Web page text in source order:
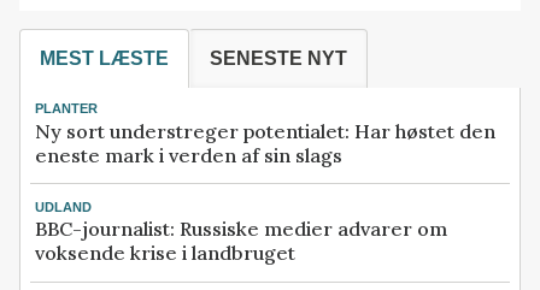
MEST LÆSTE SENESTE NYT
PLANTER
Ny sort understreger potentialet: Har høstet den
eneste mark i verden af sin slags
UDLAND
BBC-journalist: Russiske medier advarer om
voksende krise i landbruget